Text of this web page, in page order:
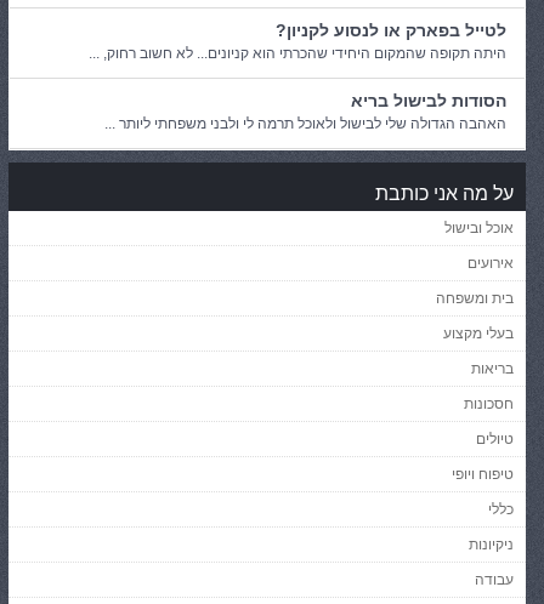
לטייל בפארק או לנסוע לקניון?
היתה תקופה שהמקום היחידי שהכרתי הוא קניונים... לא חשוב רחוק, ...
הסודות לבישול בריא
האהבה הגדולה שלי לבישול ולאוכל תרמה לי ולבני משפחתי ליותר ...
על מה אני כותבת
אוכל ובישול
אירועים
בית ומשפחה
בעלי מקצוע
בריאות
חסכונות
טיולים
טיפוח ויופי
כללי
ניקיונות
עבודה